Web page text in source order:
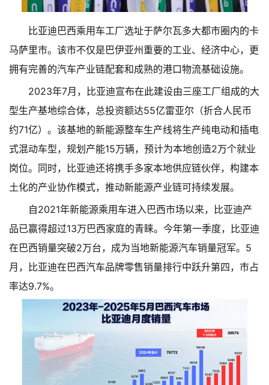
比亚迪巴西乘用车工厂选址于萨尔瓦多大都市圈内的卡
马萨里市。该市不仅是巴伊亚州重要的工业、经济中心，更
拥有完善的汽车产业链配套和成熟的港口物流基础设施。
2023年7月，比亚迪宣布在此建设由三座工厂组成的大
型生产基地综合体，总投资额达55亿雷亚尔（折合人民币
约71亿）。该基地的新能源整车生产线将生产纯电动和插电
式混动车型，规划产能15万辆，预计为本地创造2万个就业
岗位。同时，比亚迪还将携手多家本地供应链伙伴，构建本
土化的产业协作模式，推动新能源产业链可持续发展。
自2021年新能源乘用车进入巴西市场以来，比亚迪产
品已赢得超过13万巴西家庭的青睐。今年第一季度，比亚迪
在巴西销量突破2万台，成为当地新能源汽车销量冠军。5
月，比亚迪在巴西汽车品牌零售销量排行中跃升第四，市占
率达9.7%。